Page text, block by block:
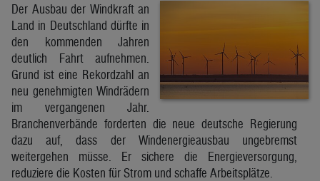
Der Ausbau der Windkraft an
Land in Deutschland dürfte in
den kommenden Jahren
deutlich Fahrt aufnehmen.
Grund ist eine Rekordzahl an
neu genehmigten Windrädern
im vergangenen Jahr.
Branchenverbände forderten die neue deutsche Regierung
dazu auf, dass der Windenergieausbau ungebremst
weitergehen müsse. Er sichere die Energieversorgung,
reduziere die Kosten für Strom und schaffe Arbeitsplätze.